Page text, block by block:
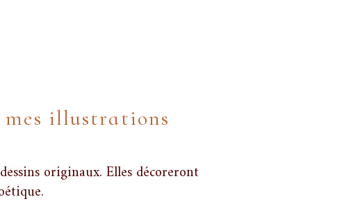
mes illustrations
originaux. Elles décoreront